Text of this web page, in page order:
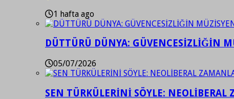
1 hafta ago
DÜTTÜRÜ DÜNYA: GÜVENCESİZLİĞİN
05/07/2026
SEN TÜRKÜLERİNİ SÖYLE: NEOLİBERAL